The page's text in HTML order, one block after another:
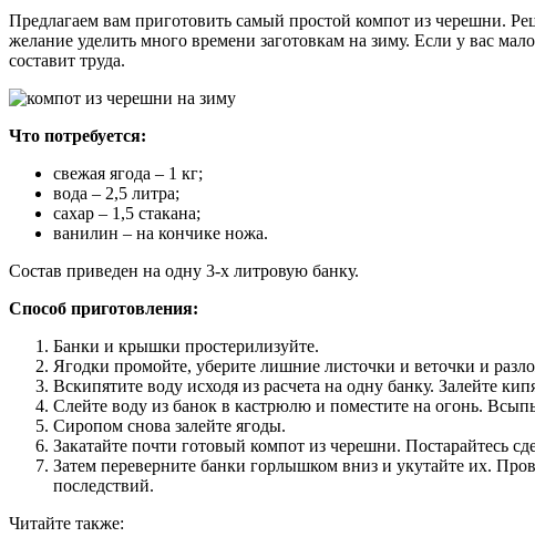
Предлагаем вам приготовить самый простой компот из черешни.
желание уделить много времени заготовкам на зиму. Если у вас
составит труда.
Что потребуется:
свежая ягода – 1 кг;
вода – 2,5 литра;
сахар – 1,5 стакана;
ванилин – на кончике ножа.
Состав приведен на одну 3-х литровую банку.
Способ приготовления:
Банки и крышки простерилизуйте.
Ягодки промойте, уберите лишние листочки и веточки и
Вскипятите воду исходя из расчета на одну банку. Залейте
Слейте воду из банок в кастрюлю и поместите на огонь.
Сиропом снова залейте ягоды.
Закатайте почти готовый компот из черешни. Постарайтесь
Затем переверните банки горлышком вниз и укутайте их.
последствий.
Читайте также: